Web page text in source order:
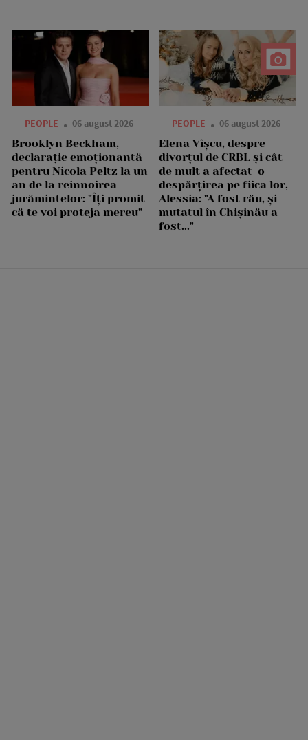
— PEOPLE 06 august 2026
Brooklyn Beckham,
declarație emoționantă
pentru Nicola Peltz la un
an de la reînnoirea
jurămintelor: "Îți promit
că te voi proteja mereu"
— PEOPLE 06 august 2026
Elena Vîșcu, despre
divorțul de CRBL și cât
de mult a afectat-o
despărțirea pe fiica lor,
Alessia: "A fost rău, și
mutatul în Chișinău a
fost..."